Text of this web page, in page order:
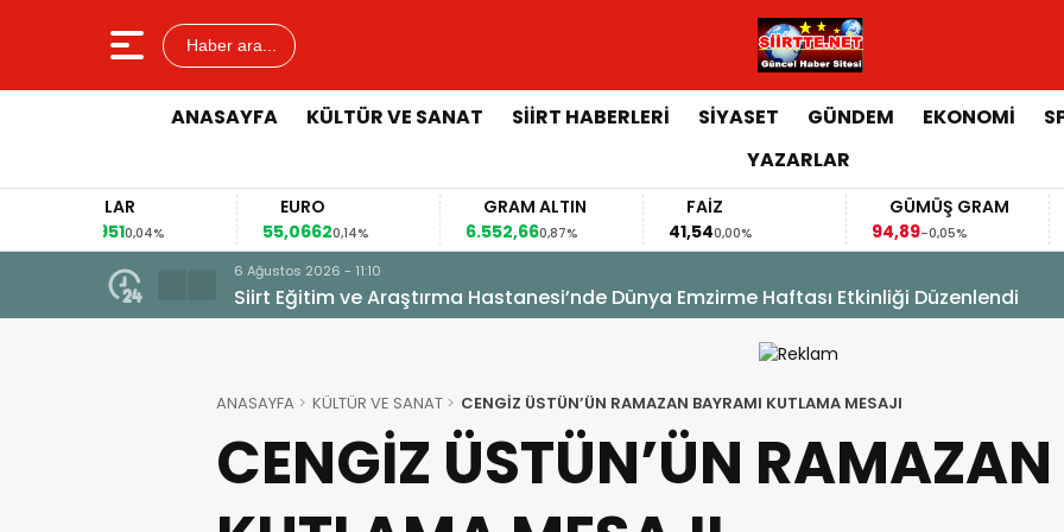
Haber ara...
ANASAYFA KÜLTÜR VE SANAT SİİRT HABERLERİ SİYASET GÜNDEM EKONOMİ
YAZARLAR
EURO
55,0662
0,14%
GRAM ALTIN
6.552,66
0,87% 0,00%
GÜMÜŞ GRAM
-0,05%
BITCOIN
6 Ağustos 2026 - 08:56
İl Sağlık Müdürümüz Uzm. Dr. Besim Hacıoğlu, Kurtalan Sağlıklı Hayat Merkezini Ziyaret
ANASAYFA KÜLTÜR VE SANAT CENGİZ ÜSTÜN’ÜN RAMAZAN BAYRAMI KUTLAMA MESAJI
CENGİZ ÜSTÜN’ÜN